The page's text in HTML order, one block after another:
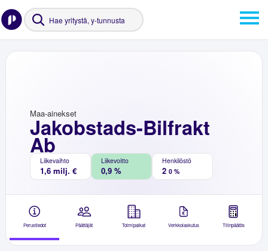
Jakobstads-Bilfrakt
Ab
Maa-ainekset
Liikevaihto
1,6 milj. €
Liikevoitto
0,9 %
Henkilöstö
2 0 %
Perustiedot Päättäjät Toimipaikat Verkkolaskutus Tilinpäätös